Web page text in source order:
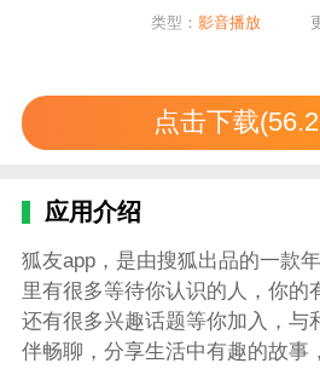
类型：影音播放
点击下载
应用介绍
狐友app，是由搜狐出品的一款
里有很多等待你认识的人，你的
还有很多兴趣话题等你加入，与
伴畅聊，分享生活中有趣的故事